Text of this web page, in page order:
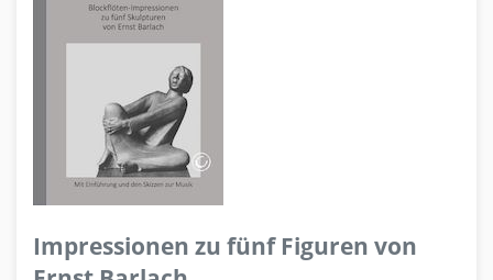
Impressionen zu fünf Figuren von